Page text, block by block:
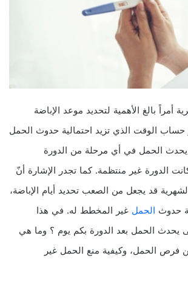
أمراً بالغ الأهمية لتحديد موعد الإباضة
الوقت الذي تزيد احتمالية حدوث الحمل
يحدث الحمل في أي مرحلة من الدورة
الدورة غير منتظمة. كما تجدر الإشارة أنّ
قد يجعل من الصعب تحديد أيام الإباضة،
حدوث الحمل غير المخطط له. في هذا
يحدث الحمل بعد الدورة بكم يوم ؟ وما هي
فرص الحمل، وكيفية منع الحمل غير